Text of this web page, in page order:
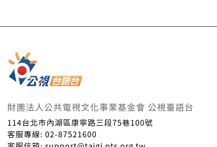
財團法人公共電視文化事業基金會 公視臺語台
114台北市內湖區康寧路三段75巷100號
客服專線: 02-87521600